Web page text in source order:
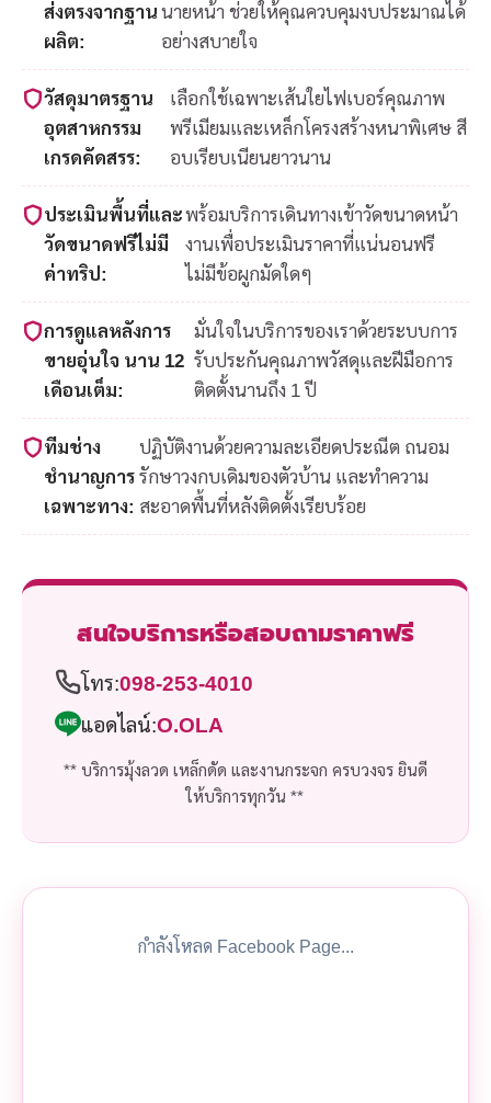
ส่งตรงจากฐาน
ผลิต:
นายหน้า ช่วยให้คุณควบคุมงบประมาณได้
อย่างสบายใจ
วัสดุมาตรฐาน
อุตสาหกรรม
เกรดคัดสรร:
เลือกใช้เฉพาะเส้นใยไฟเบอร์คุณภาพ
พรีเมียมและเหล็กโครงสร้างหนาพิเศษ สี
อบเรียบเนียนยาวนาน
ประเมินพื้นที่และ
วัดขนาดฟรีไม่มี
ค่าทริป:
พร้อมบริการเดินทางเข้าวัดขนาดหน้า
งานเพื่อประเมินราคาที่แน่นอนฟรี
ไม่มีข้อผูกมัดใดๆ
การดูแลหลังการ
ขายอุ่นใจ นาน 12
เดือนเต็ม:
มั่นใจในบริการของเราด้วยระบบการ
รับประกันคุณภาพวัสดุและฝีมือการ
ติดตั้งนานถึง 1 ปี
ทีมช่าง
ชำนาญการ
เฉพาะทาง:
ปฏิบัติงานด้วยความละเอียดประณีต ถนอม
รักษาวงกบเดิมของตัวบ้าน และทำความ
สะอาดพื้นที่หลังติดตั้งเรียบร้อย
สนใจบริการหรือสอบถามราคาฟรี
โทร:098-253-4010
แอดไลน์:O.OLA
** บริการมุ้งลวด เหล็กดัด และงานกระจก ครบวงจร ยินดี
ให้บริการทุกวัน **
กำลังโหลด Facebook Page...